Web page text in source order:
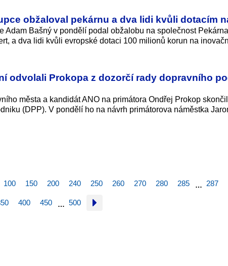
obžaloval pekárnu a dva lidi kvůli dotacím
Adam Bašný v pondělí podal obžalobu na společnost
a dva lidi kvůli evropské dotaci 100 milionů korun na
odvolali Prokopa z dozorčí rady dopravního
města a kandidát ANO na primátora Ondřej Prokop
(DPP). V pondělí ho na návrh primátorova náměstka
100 150 200 240 250 260 270 280 285 … 287
400 450 … 500